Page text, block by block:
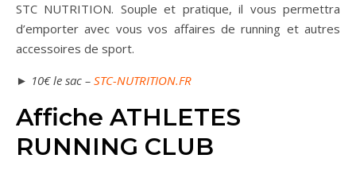
STC NUTRITION. Souple et pratique, il vous permettra
d’emporter avec vous vos affaires de running et autres
accessoires de sport.
► 10€ le sac – STC-NUTRITION.FR
Affiche ATHLETES
RUNNING CLUB